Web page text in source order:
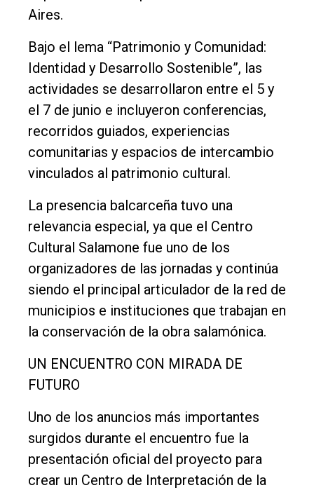
Cultura
Entrevistas
Rural
Deportes
Fúnebres
Edición
Empresa
Nosotros
Contacto
Aires.
Bajo el lema “Patrimonio y Comunidad:
Identidad y Desarrollo Sostenible”, las
actividades se desarrollaron entre el 5 y
el 7 de junio e incluyeron conferencias,
recorridos guiados, experiencias
comunitarias y espacios de intercambio
vinculados al patrimonio cultural.
La presencia balcarceña tuvo una
relevancia especial, ya que el Centro
Cultural Salamone fue uno de los
organizadores de las jornadas y continúa
siendo el principal articulador de la red de
municipios e instituciones que trabajan en
la conservación de la obra salamónica.
UN ENCUENTRO CON MIRADA DE
FUTURO
Uno de los anuncios más importantes
surgidos durante el encuentro fue la
presentación oficial del proyecto para
crear un Centro de Interpretación de la